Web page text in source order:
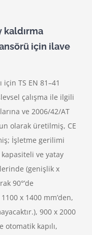
kaldırma
için ilave
TS EN 81–41
çalışma ile ilgili
ve 2006/42/AT
olarak üretilmiş, CE
İşletme gerilimi
kapasiteli ve yatay
(genişlik x
90°’de
x 1400 mm’den,
900 x 2000
kapılı,